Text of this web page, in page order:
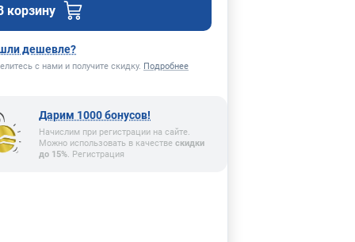
корзину
дешевле?
с нами и получите скидку. Подробнее
Дарим 1000 бонусов!
Начислим при регистрации на сайте.
Можно использовать в качестве скидки
до 15%. Регистрация